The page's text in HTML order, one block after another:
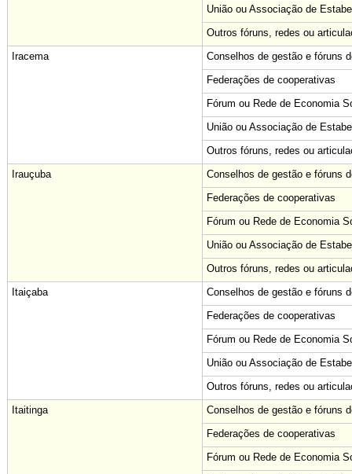
União ou Associação de
Outros fóruns, redes ou
Iracema
Conselhos de gestão e fóruns
Federações de cooperativas
Fórum ou Rede de Economia
União ou Associação de
Outros fóruns, redes ou
Irauçuba
Conselhos de gestão e fóruns
Federações de cooperativas
Fórum ou Rede de Economia
União ou Associação de
Outros fóruns, redes ou
Itaiçaba
Conselhos de gestão e fóruns
Federações de cooperativas
Fórum ou Rede de Economia
União ou Associação de
Outros fóruns, redes ou
Itaitinga
Conselhos de gestão e fóruns
Federações de cooperativas
Fórum ou Rede de Economia